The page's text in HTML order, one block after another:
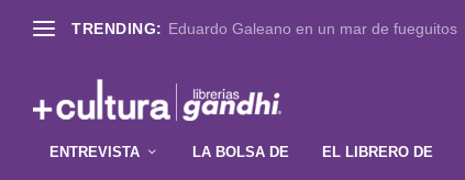
TRENDING: Eduardo Galeano en un mar de fueguitos
ENTREVISTA LA BOLSA DE EL LIBRERO DE